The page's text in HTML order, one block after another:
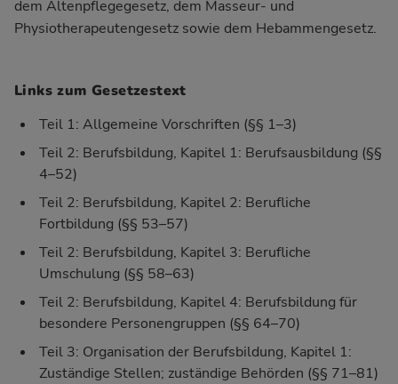
dem Altenpflegegesetz, dem Masseur- und
Physiotherapeutengesetz sowie dem Hebammengesetz.
Links zum Gesetzestext
Teil 1: Allgemeine Vorschriften (§§ 1–3)
Teil 2: Berufsbildung, Kapitel 1: Berufsausbildung (§§
4–52)
Teil 2: Berufsbildung, Kapitel 2: Berufliche
Fortbildung (§§ 53–57)
Teil 2: Berufsbildung, Kapitel 3: Berufliche
Umschulung (§§ 58–63)
Teil 2: Berufsbildung, Kapitel 4: Berufsbildung für
besondere Personengruppen (§§ 64–70)
Teil 3: Organisation der Berufsbildung, Kapitel 1:
Zuständige Stellen; zuständige Behörden (§§ 71–81)